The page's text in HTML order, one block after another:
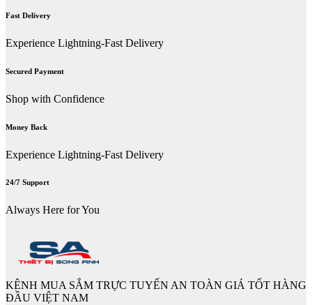
Fast Delivery
Experience Lightning-Fast Delivery
Secured Payment
Shop with Confidence
Money Back
Experience Lightning-Fast Delivery
24/7 Support
Always Here for You
KÊNH MUA SẮM TRỰC TUYẾN AN TOÀN GIÁ TỐT HÀNG
ĐẦU VIỆT NAM